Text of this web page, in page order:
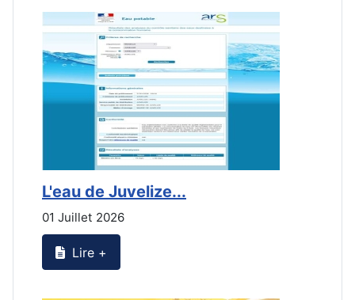
L'eau de Juvelize...
01 Juillet 2026
Lire +